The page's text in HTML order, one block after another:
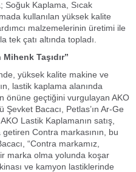
Soğuk Kaplama, Sıcak
kullanılan yüksek kalite
malzemelerinin üretimi ile
tek çatı altında topladı.
Taşıdır”
yüksek kalite makine ve
lastik kaplama alanında
önüne geçtiğini vurgulayan AKO
Bacacı, Petlas’ın Ar-Ge
Lastik Kaplamanın satış,
Contra markasının, bu
“Contra markamız,
marka olma yolunda koşar
ve kamyon lastiklerinde